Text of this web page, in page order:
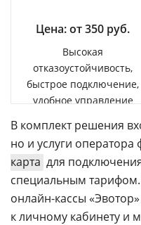
Цена: от 350 руб.
Высокая
отказоустойчивость,
быстрое подключение,
удобное управление
В комплект решения
но и услуги
карта для
специальным
онлайн-кассы
к личному кабинету и